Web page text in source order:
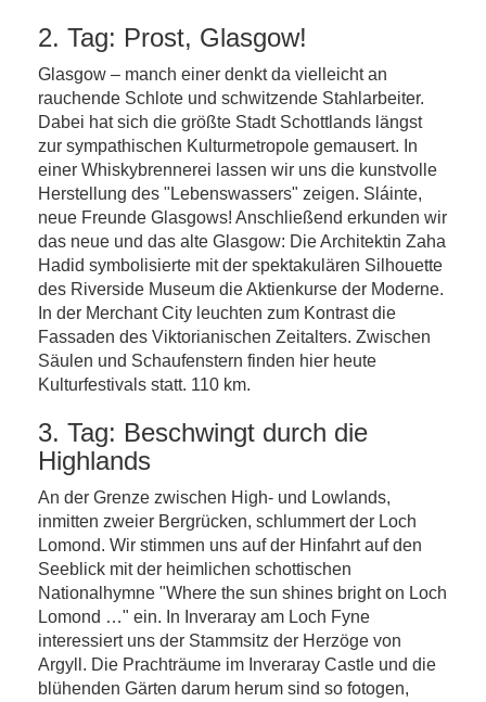
2. Tag: Prost, Glasgow!
Glasgow – manch einer denkt da vielleicht an
rauchende Schlote und schwitzende Stahlarbeiter.
Dabei hat sich die größte Stadt Schottlands längst
zur sympathischen Kulturmetropole gemausert. In
einer Whiskybrennerei lassen wir uns die kunstvolle
Herstellung des "Lebenswassers" zeigen. Sláinte,
neue Freunde Glasgows! Anschließend erkunden wir
das neue und das alte Glasgow: Die Architektin Zaha
Hadid symbolisierte mit der spektakulären Silhouette
des Riverside Museum die Aktienkurse der Moderne.
In der Merchant City leuchten zum Kontrast die
Fassaden des Viktorianischen Zeitalters. Zwischen
Säulen und Schaufenstern finden hier heute
Kulturfestivals statt. 110 km.
3. Tag: Beschwingt durch die
Highlands
An der Grenze zwischen High- und Lowlands,
inmitten zweier Bergrücken, schlummert der Loch
Lomond. Wir stimmen uns auf der Hinfahrt auf den
Seeblick mit der heimlichen schottischen
Nationalhymne "Where the sun shines bright on Loch
Lomond …" ein. In Inveraray am Loch Fyne
interessiert uns der Stammsitz der Herzöge von
Argyll. Die Prachträume im Inveraray Castle und die
blühenden Gärten darum herum sind so fotogen,